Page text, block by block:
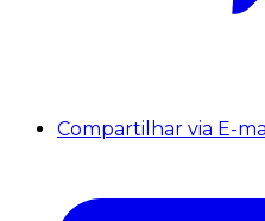
Compartilhar via E-